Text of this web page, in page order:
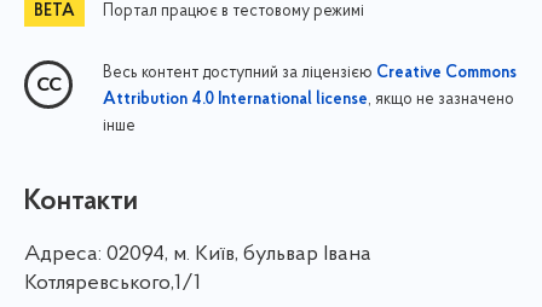
Портал працює в тестовому режимі
Весь контент доступний за ліцензією Creative Commons
Attribution 4.0 International license, якщо не зазначено
інше
Контакти
Адреса: 02094, м. Київ, бульвар Івана
Котляревського,1/1